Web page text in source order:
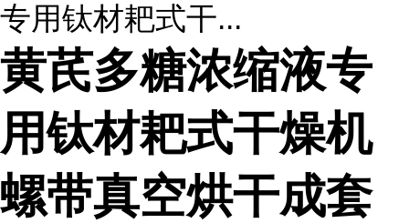
专用钛材耙式干...
黄芪多糖浓缩液专
用钛材耙式干燥机
螺带真空烘干成套